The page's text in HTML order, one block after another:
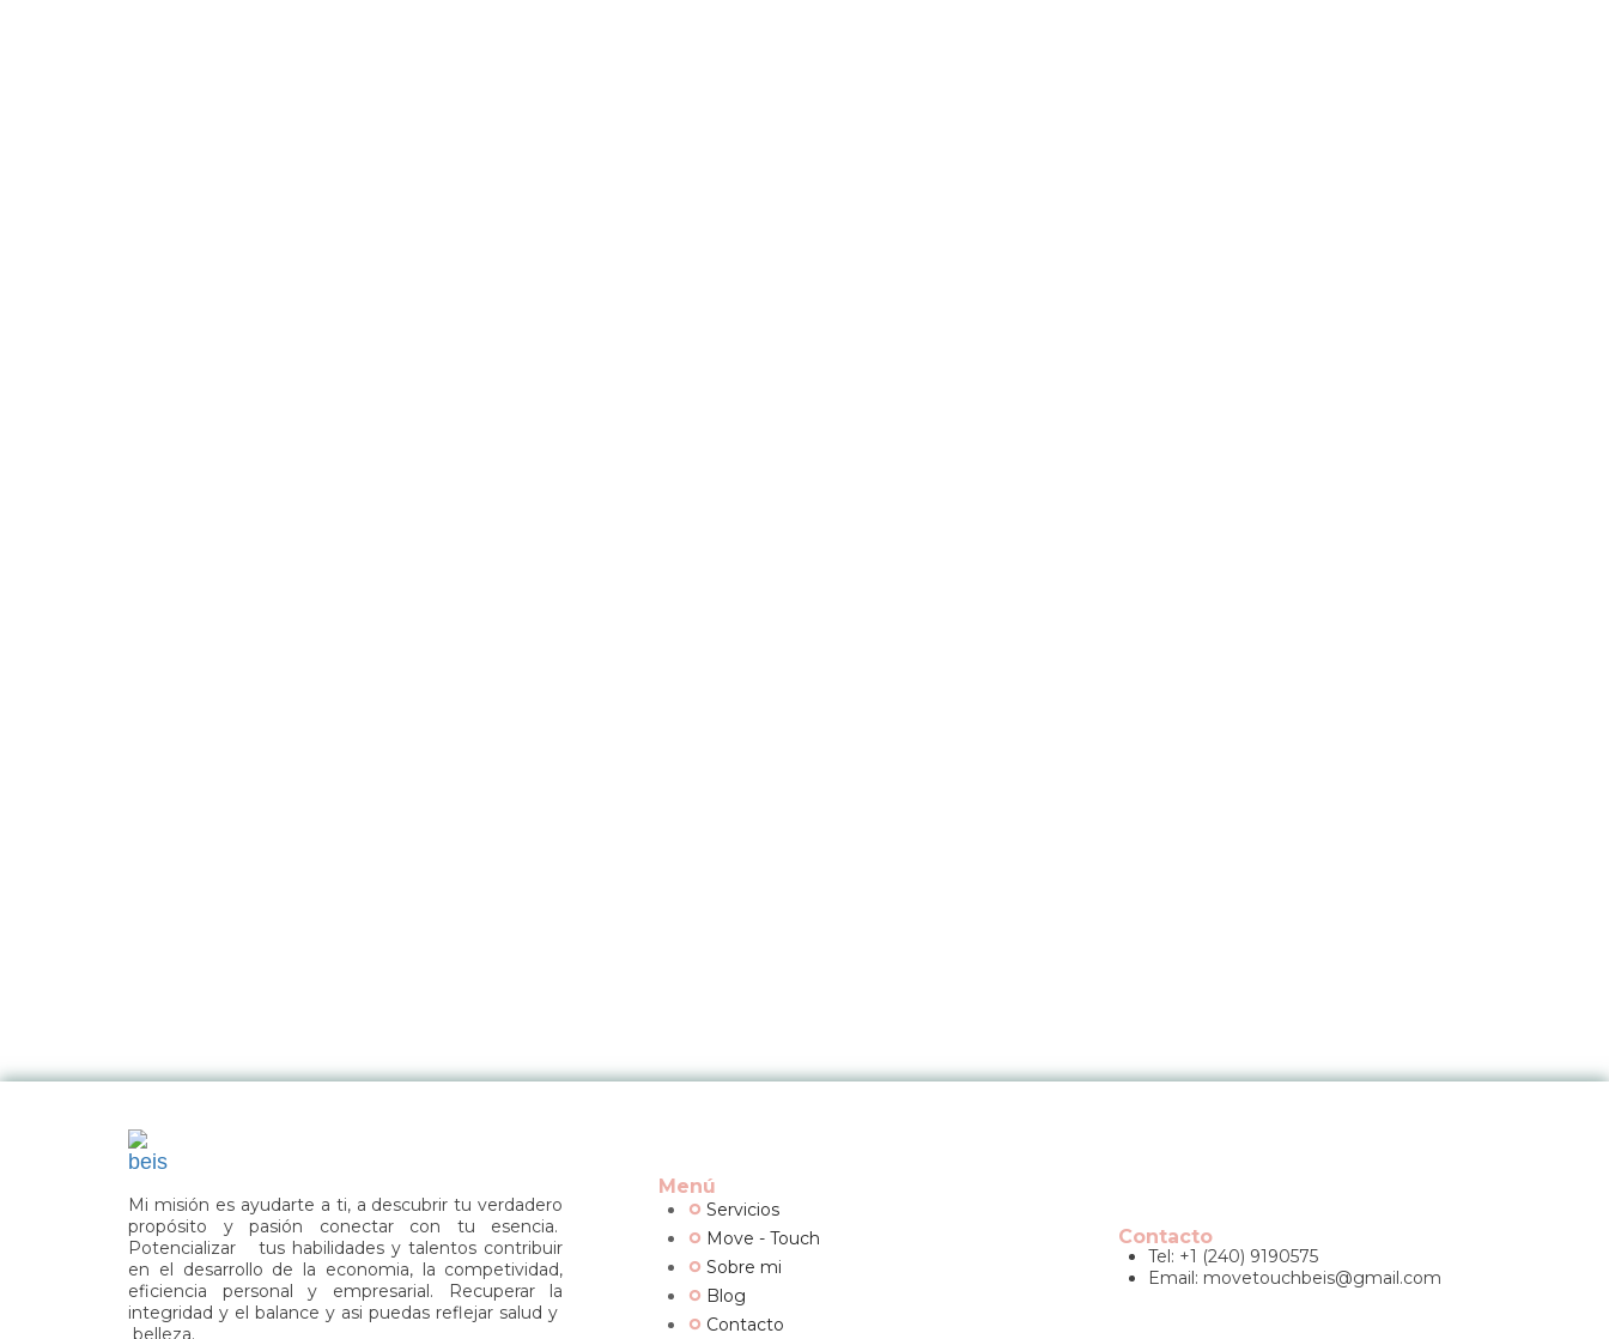
Mi misión es ayudarte a ti, a descubrir tu verdadero
propósito y pasión conectar con tu esencia.
Potencializar tus habilidades y talentos contribuir
en el desarrollo de la economia, la competividad,
eficiencia personal y empresarial. Recuperar la
integridad y el balance y asi puedas reflejar salud y
belleza.
Menú
Servicios
Move - Touch
Sobre mi
Blog
Contacto
Contacto
Tel: +1 (240) 9190575
Email: movetouchbeis@gmail.com